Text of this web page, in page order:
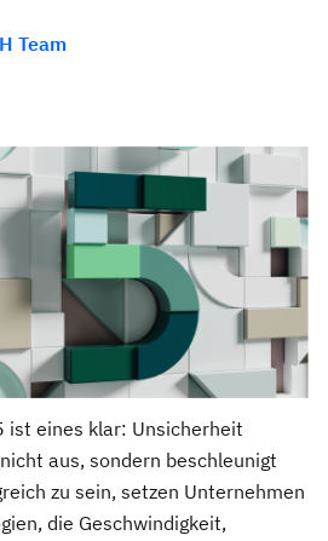
Team
ist eines klar: Unsicherheit
aus, sondern beschleunigt
zu sein, setzen Unternehmen
die Geschwindigkeit,